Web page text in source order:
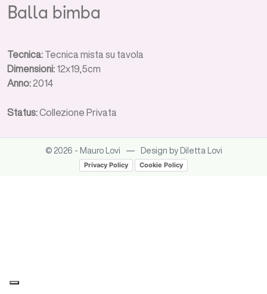
Balla bimba
Tecnica: Tecnica mista su tavola
Dimensioni: 12x19,5cm
Anno: 2014
Status:Collezione Privata
© 2026 - Mauro Lovi —
Design by Diletta Lovi
Privacy Policy
Cookie Policy